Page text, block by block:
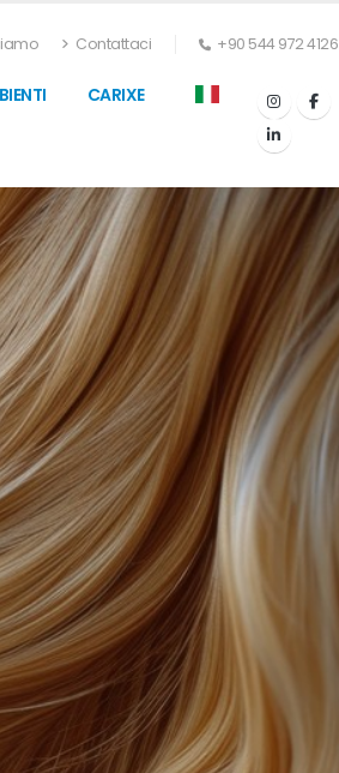
Contattaci +90 544 972 4126
CARIXE